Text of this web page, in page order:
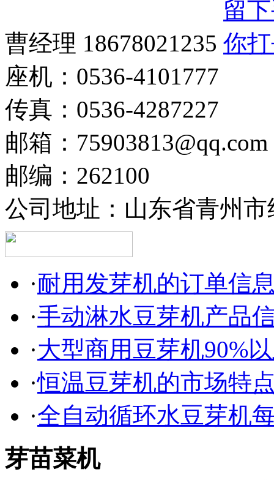
曹经理 18678021235
座机：0536-4101777
传真：0536-4287227
邮箱：75903813@qq.com
邮编：262100
公司地址：山东省青州
·耐用发芽机的订单信
·手动淋水豆芽机产品
·大型商用豆芽机90%
·恒温豆芽机的市场特
·全自动循环水豆芽机
芽苗菜机